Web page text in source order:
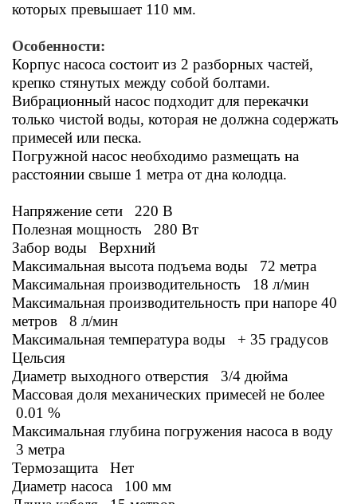
которых превышает 110 мм.
Особенности:
Корпус насоса состоит из 2 разборных частей,
крепко стянутых между собой болтами.
Вибрационный насос подходит для перекачки
только чистой воды, которая не должна содержать
примесей или песка.
Погружной насос необходимо размещать на
расстоянии свыше 1 метра от дна колодца.
Напряжение сети 220 В
Полезная мощность 280 Вт
Забор воды Верхний
Максимальная высота подъема воды 72 метра
Максимальная производительность 18 л/мин
Максимальная производительность при напоре 40
метров 8 л/мин
Максимальная температура воды + 35 градусов
Цельсия
Диаметр выходного отверстия 3/4 дюйма
Массовая доля механических примесей не более
0.01 %
Максимальная глубина погружения насоса в воду
3 метра
Термозащита Нет
Диаметр насоса 100 мм